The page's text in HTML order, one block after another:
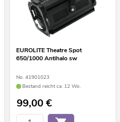
EUROLITE Theatre Spot
650/1000 Antihalo sw
No. 41901023
Bestand reicht ca. 12 Wo.
99,00€